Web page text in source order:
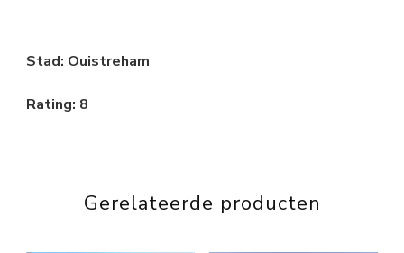
Stad: Ouistreham
Rating: 8
Gerelateerde producten